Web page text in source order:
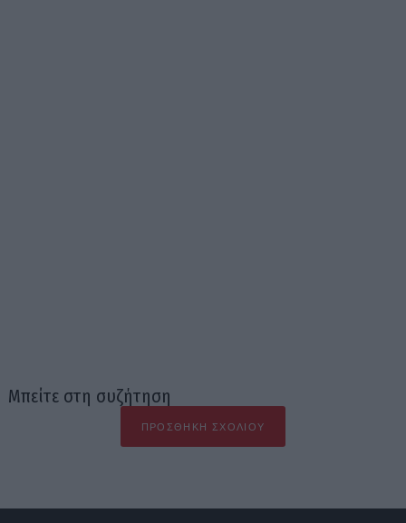
Μπείτε στη συζήτηση
ΠΡΟΣΘΉΚΗ ΣΧΟΛΊΟΥ